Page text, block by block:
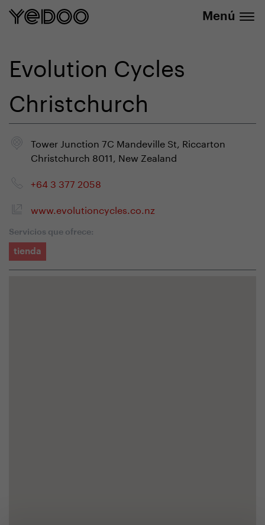
Menú
Evolution Cycles
Christchurch
Tower Junction 7C Mandeville St, Riccarton
Christchurch 8011, New Zealand
+64 3 377 2058
www.evolutioncycles.co.nz
Servicios que ofrece:
tienda